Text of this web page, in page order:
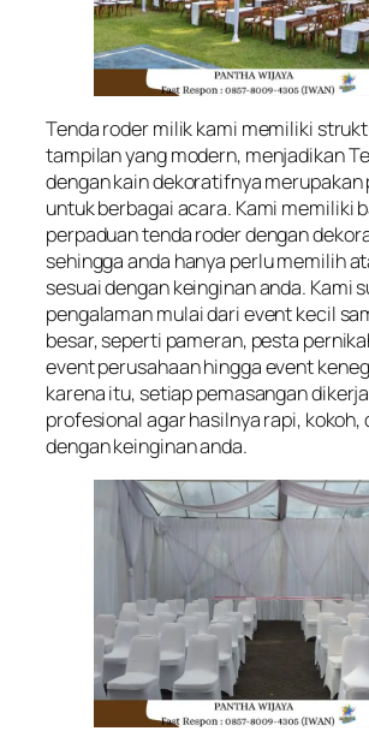
Tenda roder milik kami memiliki
tampilan yang modern, menjadikan
dengan kain dekoratifnya
untuk berbagai acara. Kami memiliki
perpaduan tenda roder dengan
sehingga anda hanya perlu memilih
sesuai dengan keinginan anda. Kami
pengalaman mulai dari event kecil
besar, seperti pameran, pesta
event perusahaan hingga event
karena itu, setiap pemasangan
profesional agar hasilnya rapi, kokoh,
dengan keinginan anda.